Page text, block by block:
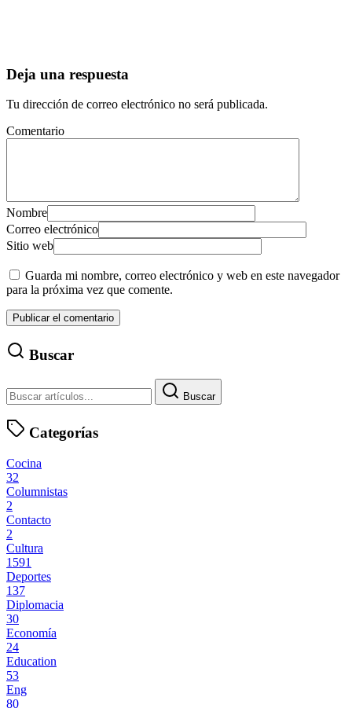
Deja una respuesta
Tu dirección de correo electrónico no será publicada.
Comentario
Nombre
Correo electrónico
Sitio web
Guarda mi nombre, correo electrónico y web en este navegador
para la próxima vez que comente.
Buscar
Buscar
Categorías
Cocina
32
Columnistas
2
Contacto
2
Cultura
1591
Deportes
137
Diplomacia
30
Economía
24
Education
53
Eng
80